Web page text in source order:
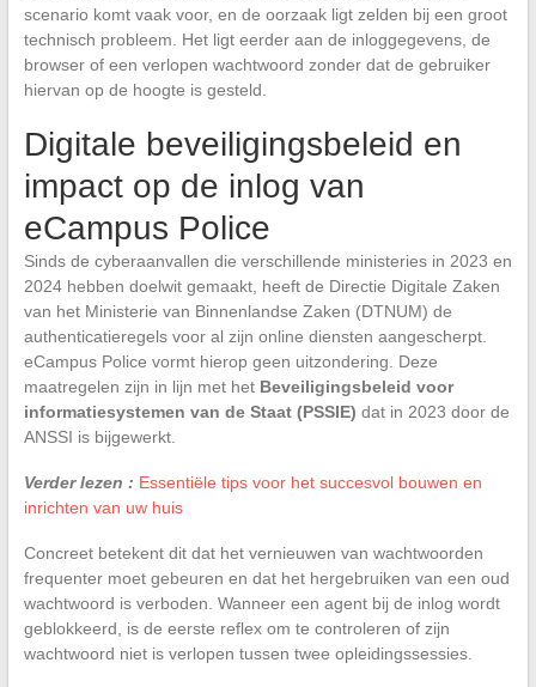
scenario komt vaak voor, en de oorzaak ligt zelden bij een groot
technisch probleem. Het ligt eerder aan de inloggegevens, de
browser of een verlopen wachtwoord zonder dat de gebruiker
hiervan op de hoogte is gesteld.
Digitale beveiligingsbeleid en
impact op de inlog van
eCampus Police
Sinds de cyberaanvallen die verschillende ministeries in 2023 en
2024 hebben doelwit gemaakt, heeft de Directie Digitale Zaken
van het Ministerie van Binnenlandse Zaken (DTNUM) de
authenticatieregels voor al zijn online diensten aangescherpt.
eCampus Police vormt hierop geen uitzondering. Deze
maatregelen zijn in lijn met het Beveiligingsbeleid voor
informatiesystemen van de Staat (PSSIE) dat in 2023 door de
ANSSI is bijgewerkt.
Verder lezen : Essentiële tips voor het succesvol bouwen en
inrichten van uw huis
Concreet betekent dit dat het vernieuwen van wachtwoorden
frequenter moet gebeuren en dat het hergebruiken van een oud
wachtwoord is verboden. Wanneer een agent bij de inlog wordt
geblokkeerd, is de eerste reflex om te controleren of zijn
wachtwoord niet is verlopen tussen twee opleidingssessies.